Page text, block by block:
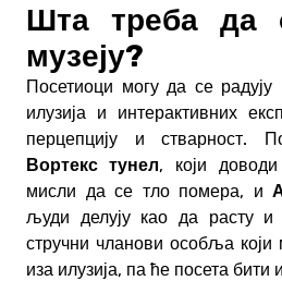
Шта треба да
музеју?
Посетиоци могу да се
илузија и интерактивних
перцепцију и стварност.
Вортекс тунел, који
мисли да се тло помера, и
људи делују као да расту
стручни чланови особља који
иза илузија, па ће посета бити